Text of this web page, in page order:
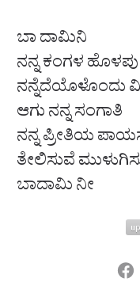
ಬಾ ದಾಮಿನಿ
ನನ್ನ ಕಂಗಳ
ನನ್ನೆದೆಯೊಳೊಂದು
ಆಗು ನನ್ನ ಸಂಗಾತಿ
ನನ್ನ ಪ್ರೀತಿಯ
ತೇಲಿಸುವೆ
ಬಾದಾಮಿ ನೀ